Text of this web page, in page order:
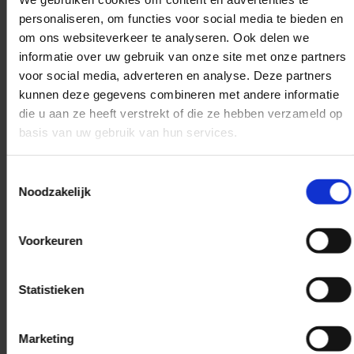
personaliseren, om functies voor social media te bieden en
om ons websiteverkeer te analyseren. Ook delen we
informatie over uw gebruik van onze site met onze partners
voor social media, adverteren en analyse. Deze partners
kunnen deze gegevens combineren met andere informatie
die u aan ze heeft verstrekt of die ze hebben verzameld op
basis van uw gebruik van hun services.
Noodzakelijk
Voorkeuren
Statistieken
Marketing
Complementeer je
pietenpak met deze
elegante roze
handschoenen. Een
aanvulling voor elk
sinterklaasfeest
van Nederland en België
Groot assortiment
Snel en gemakkelijk
Verkeerde maat? Ruil